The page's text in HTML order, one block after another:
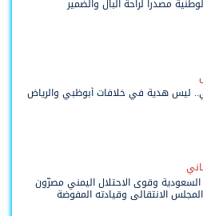
مصدرا لراحة البال والضمير
ليس هدية في خلافات أبوظبي والرياض
السعودية وقوى الاحتلال اليمني مصرّون
الانتقالي وقيادته المفوضة